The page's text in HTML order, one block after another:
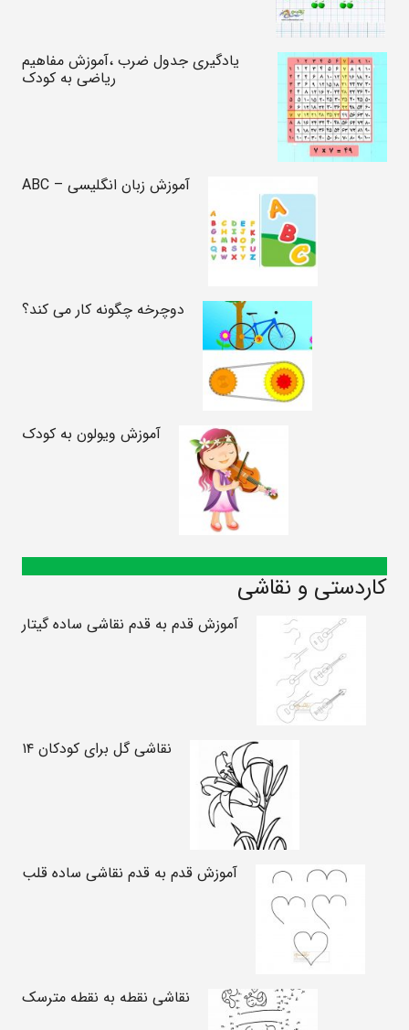
یادگیری جدول ضرب ،آموزش مفاهیم
ریاضی به کودک
آموزش زبان انگلیسی – ABC
دوچرخه چگونه کار می کند؟
آموزش ویولون به کودک
کاردستی و نقاشی
آموزش قدم به قدم نقاشی ساده گیتار
نقاشی گل برای کودکان ۱۴
آموزش قدم به قدم نقاشی ساده قلب
نقاشی نقطه به نقطه مترسک